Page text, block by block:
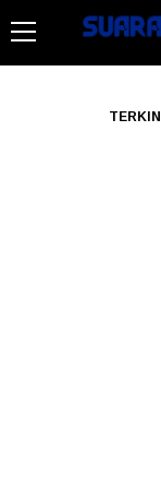
TERKINI